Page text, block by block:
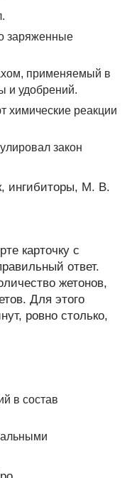
заряженные
применяемый в
и удобрений.
химические реакции
закон
ингибиторы, М. В.
карточку с
ответ.
жетонов,
Для этого
ровно столько,
в состав